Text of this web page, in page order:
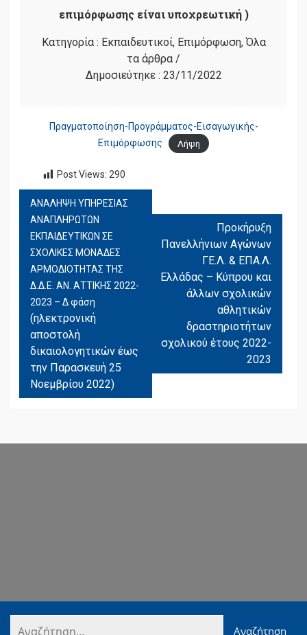
επιμόρφωσης είναι υποχρεωτική )
Κατηγορία : Εκπαιδευτικοί, Επιμόρφωση,Όλα
τα άρθρα /
Δημοσιεύτηκε : 23/11/2022
Πραγματοποίηση-Προγράμματος-Εισαγωγικής-
Επιμόρφωσης
Λήψη
Post Views: 290
ΠΛΟΉΓΗΣΗ
ΆΡΘΡΩΝ
ΑΝΑΛΗΨΗ ΥΠΗΡΕΣΙΑΣ
ΑΝΑΠΛΗΡΩΤΩΝ
ΕΚΠΑΙΔΕΥΤΙΚΩΝ ΣΕ
ΣΧΟΛΙΚΕΣ ΜΟΝΑΔΕΣ
ΑΡΜΟΔΙΟΤΗΤΑΣ ΤΗΣ
Δ.Δ.Ε. ΑΝ. ΑΤΤΙΚΗΣ 2022-
2023 – Δ φάση
(ηλεκτρονική
αποστολή
δικαιολογητικών έως
την Παρασκευή 25
Νοεμβρίου 2022)
Προκήρυξη
Πανελλήνιων Αγώνων
ΓΕ.Λ. & ΕΠΑ.Λ.
Ελλάδας – Κύπρου και
άλλων σχολικών
αθλητικών
δραστηριοτήτων
σχολικού έτους 2022-
2023